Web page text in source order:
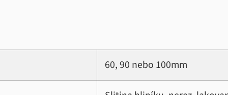
60, 90 nebo 100mm